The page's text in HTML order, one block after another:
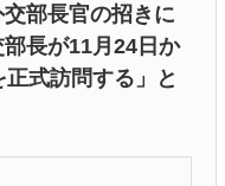
部長官の招きに
長が11月24日か
式訪問する」と